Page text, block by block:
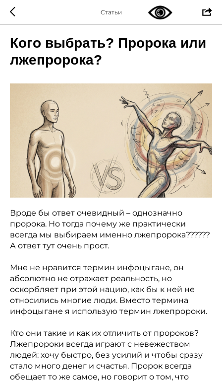
Статьи
Кого выбрать? Пророка или
лжепророка?
Вроде бы ответ очевидный – однозначно
пророка. Но тогда почему же практически
всегда мы выбираем именно лжепророка??????
А ответ тут очень прост.
Мне не нравится термин инфоцыгане, он
абсолютно не отражает реальность, но
оскорбляет при этой нацию, как бы к ней не
относились многие люди. Вместо термина
инфоцыгане я использую термин лжепророки.
Кто они такие и как их отличить от пророков?
Лжепророки всегда играют с невежеством
людей: хочу быстро, без усилий и чтобы сразу
стало много денег и счастья. Пророк всегда
обещает то же самое, но говорит о том, что